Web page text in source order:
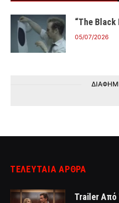
“The Black
05/07/2026
ΤΕΛΕΥΤΑΙΑ ΑΡΘΡΑ
Trailer Από